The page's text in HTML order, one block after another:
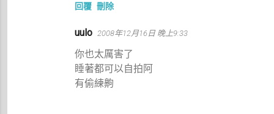
回覆 刪除
uulo 2008年12月16日 晚上9:33
你也太厲害了
睡著都可以自拍阿
有偷練齁